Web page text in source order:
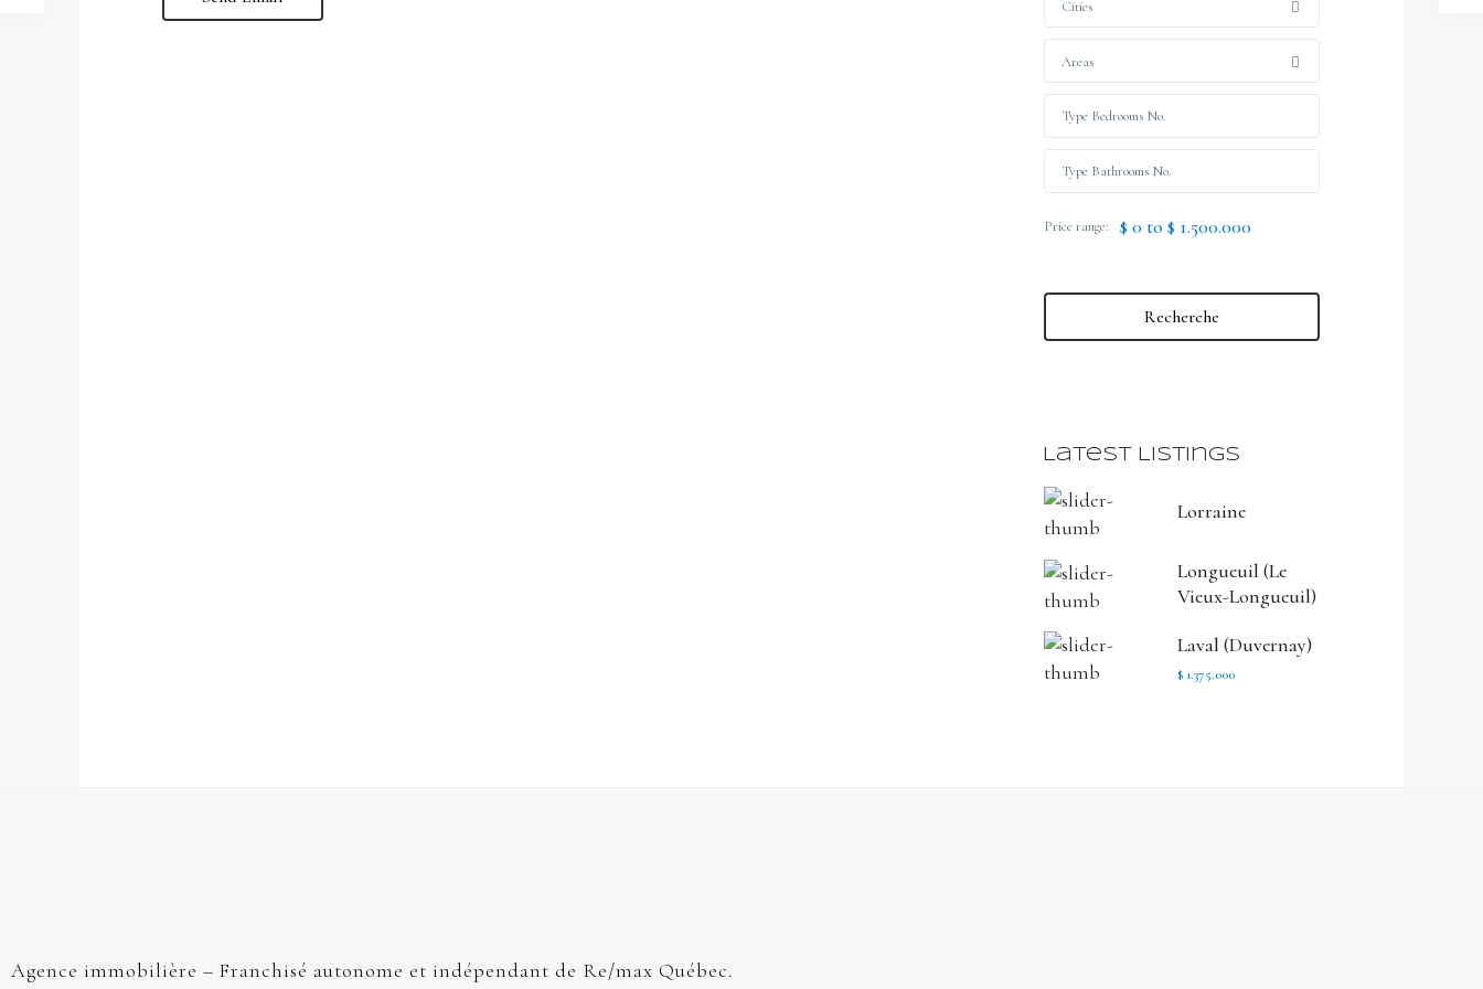
Cities
Areas
Price range: $ 0 to $ 1.500.000
Recherche
Latest Listings
Lorraine
Longueuil (Le
Vieux-Longueuil)
Laval (Duvernay)
$ 1.375.000
Agence immobilière – Franchisé autonome et indépendant de Re/max Québec.